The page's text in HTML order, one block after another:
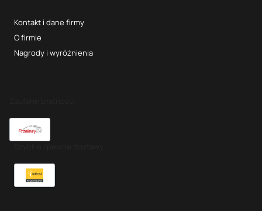
Kontakt i dane firmy
O firmie
Nagrody i wyróżnienia